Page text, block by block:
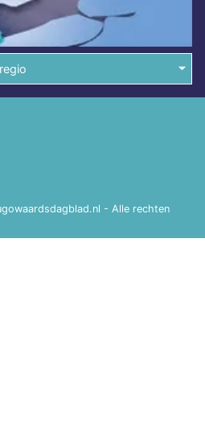
- Alle rechten